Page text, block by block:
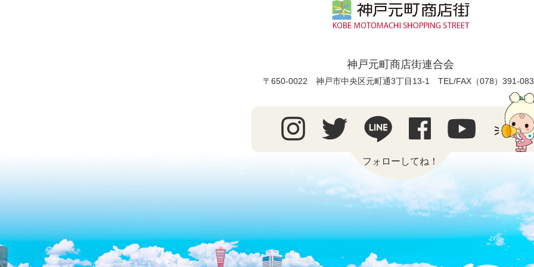
神戸元町商店街連合会
〒650-0022 神戸市中央区元町通3丁目13-1 TEL/FAX（078）391-
フォローしてね！